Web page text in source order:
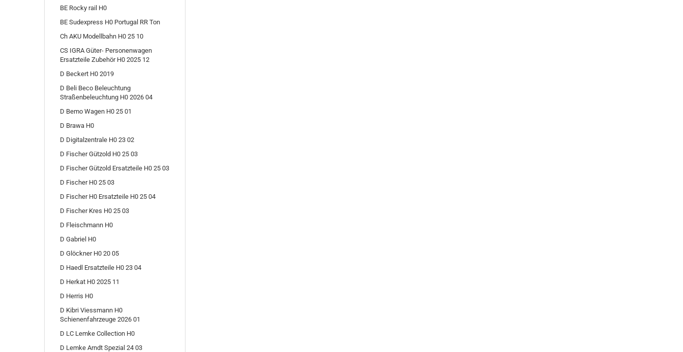
BE Rocky rail H0
BE Sudexpress H0 Portugal RR Ton
Ch AKU Modellbahn H0 25 10
CS IGRA Güter- Personenwagen
Ersatzteile Zubehör H0 2025 12
D Beckert H0 2019
D Beli Beco Beleuchtung
Straßenbeleuchtung H0 2026 04
D Bemo Wagen H0 25 01
D Brawa H0
D Digitalzentrale H0 23 02
D Fischer Gützold H0 25 03
D Fischer Gützold Ersatzteile H0 25 03
D Fischer H0 25 03
D Fischer H0 Ersatzteile H0 25 04
D Fischer Kres H0 25 03
D Fleischmann H0
D Gabriel H0
D Glöckner H0 20 05
D Haedl Ersatzteile H0 23 04
D Herkat H0 2025 11
D Herris H0
D Kibri Viessmann H0
Schienenfahrzeuge 2026 01
D LC Lemke Collection H0
D Lemke Arndt Spezial 24 03